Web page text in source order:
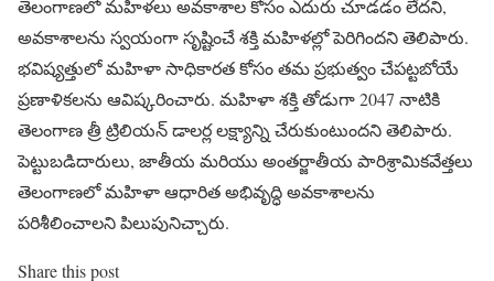
తెలంగాణలో మహిళలు అవకాశాల కోసం ఎదురు చూడడం లేదని,
అవకాశాలను స్వయంగా సృష్టించే శక్తి మహిళల్లో పెరిగిందని తెలిపారు.
భవిష్యత్తులో మహిళా సాధికారత కోసం తమ ప్రభుత్వం చేపట్టబోయే
ప్రణాళికలను ఆవిష్కరించారు. మహిళా శక్తి తోడుగా 2047 నాటికి
తెలంగాణ త్రీ ట్రిలియన్ డాలర్ల లక్ష్యాన్ని చేరుకుంటుందని తెలిపారు.
పెట్టుబడిదారులు, జాతీయ మరియు అంతర్జాతీయ పారిశ్రామికవేత్తలు
తెలంగాణలో మహిళా ఆధారిత అభివృద్ధి అవకాశాలను
పరిశీలించాలని పిలుపునిచ్చారు.
Share this post